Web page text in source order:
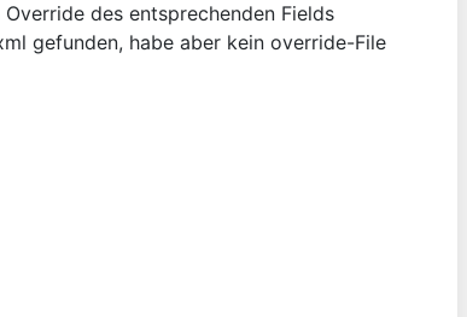
des entsprechenden Fields
gefunden, habe aber kein override-File